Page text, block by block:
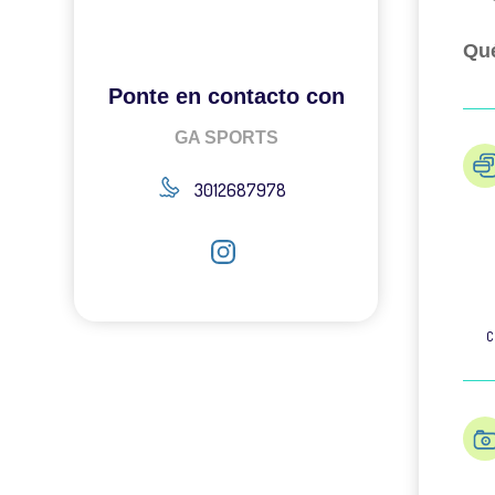
Ponte en contacto con
GA SPORTS
3012687978